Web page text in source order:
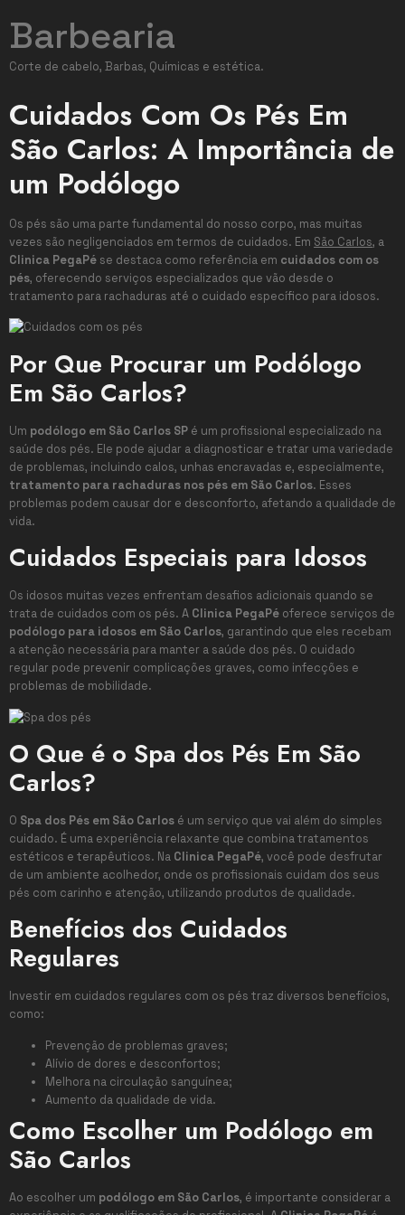
Barbearia
Corte de cabelo, Barbas, Químicas e estética.
Cuidados Com Os Pés Em
São Carlos: A Importância de
um Podólogo
Os pés são uma parte fundamental do nosso corpo, mas muitas
vezes são negligenciados em termos de cuidados. Em São Carlos, a
Clinica PegaPé se destaca como referência em cuidados com os
pés, oferecendo serviços especializados que vão desde o
tratamento para rachaduras até o cuidado específico para idosos.
Por Que Procurar um Podólogo
Em São Carlos?
Um podólogo em São Carlos SP é um profissional especializado na
saúde dos pés. Ele pode ajudar a diagnosticar e tratar uma variedade
de problemas, incluindo calos, unhas encravadas e, especialmente,
tratamento para rachaduras nos pés em São Carlos. Esses
problemas podem causar dor e desconforto, afetando a qualidade de
vida.
Cuidados Especiais para Idosos
Os idosos muitas vezes enfrentam desafios adicionais quando se
trata de cuidados com os pés. A Clinica PegaPé oferece serviços de
podólogo para idosos em São Carlos, garantindo que eles recebam
a atenção necessária para manter a saúde dos pés. O cuidado
regular pode prevenir complicações graves, como infecções e
problemas de mobilidade.
O Que é o Spa dos Pés Em São
Carlos?
O Spa dos Pés em São Carlos é um serviço que vai além do simples
cuidado. É uma experiência relaxante que combina tratamentos
estéticos e terapêuticos. Na Clinica PegaPé, você pode desfrutar
de um ambiente acolhedor, onde os profissionais cuidam dos seus
pés com carinho e atenção, utilizando produtos de qualidade.
Benefícios dos Cuidados
Regulares
Investir em cuidados regulares com os pés traz diversos benefícios,
como:
Prevenção de problemas graves;
Alívio de dores e desconfortos;
Melhora na circulação sanguínea;
Aumento da qualidade de vida.
Como Escolher um Podólogo em
São Carlos
Ao escolher um podólogo em São Carlos, é importante considerar a